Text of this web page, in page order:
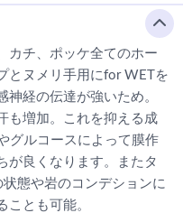
カチ、ポッケ全てのホー
とヌメリ手用にfor WETを
経の伝達が強いため。
も増加。これを抑える成
グルコースによって膜作
が良くなります。またタ
態や岩のコンデションに
とも可能。